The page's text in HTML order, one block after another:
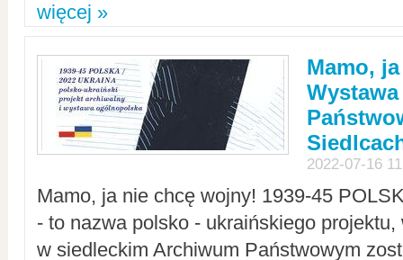
więcej »
Mamo,
2022-07-16
Mamo, ja nie chcę wojny! 1939-45
- to nazwa polsko - ukraińskiego
w siedleckim Archiwum Państwowym